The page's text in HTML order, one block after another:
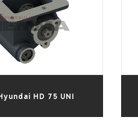
HD 75 UNI